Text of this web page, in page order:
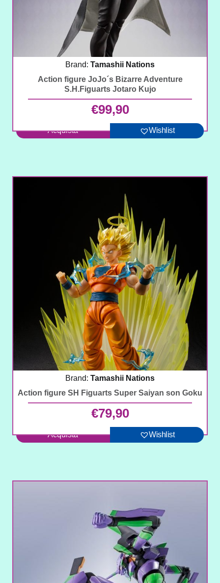
Brand: Tamashii Nations
Action figure JoJo´s Bizarre Adventure
S.H.Figuarts Jotaro Kujo
€99,90
Acquista Wishlist
Brand: Tamashii Nations
Action figure SH Figuarts Super Saiyan son Goku
€79,90
Acquista Wishlist